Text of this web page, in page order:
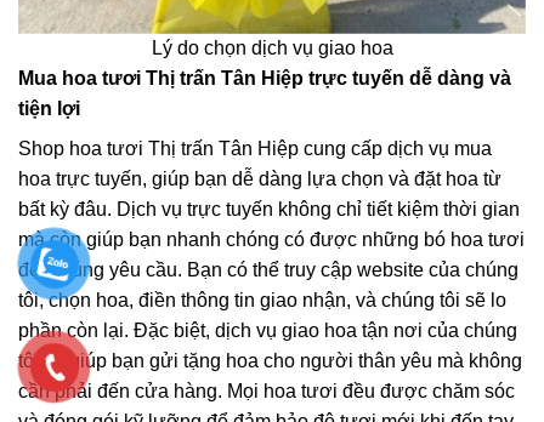
Lý do chọn dịch vụ giao hoa
Mua hoa tươi Thị trấn Tân Hiệp trực tuyến dễ dàng và
tiện lợi
Shop hoa tươi Thị trấn Tân Hiệp cung cấp dịch vụ mua
hoa trực tuyến, giúp bạn dễ dàng lựa chọn và đặt hoa từ
bất kỳ đâu. Dịch vụ trực tuyến không chỉ tiết kiệm thời gian
mà còn giúp bạn nhanh chóng có được những bó hoa tươi
đẹp, đúng yêu cầu. Bạn có thể truy cập website của chúng
tôi, chọn hoa, điền thông tin giao nhận, và chúng tôi sẽ lo
phần còn lại. Đặc biệt, dịch vụ giao hoa tận nơi của chúng
tôi sẽ giúp bạn gửi tặng hoa cho người thân yêu mà không
cần phải đến cửa hàng. Mọi hoa tươi đều được chăm sóc